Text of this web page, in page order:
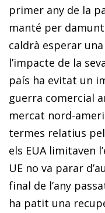
primer any de la
manté per
caldrà esperar
l’impacte de la
país ha evitat un
guerra comercial
mercat nord-
termes relatius
els EUA limitaven
UE no va parar
final de l’any
ha patit una